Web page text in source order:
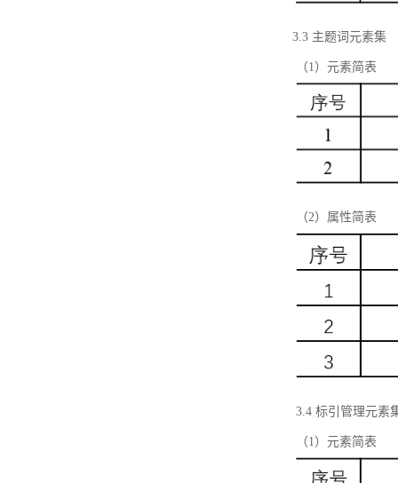
3.3 主题词元素集
（1）元素简表
（2）属性简表
3.4 标引管理元素
（1）元素简表